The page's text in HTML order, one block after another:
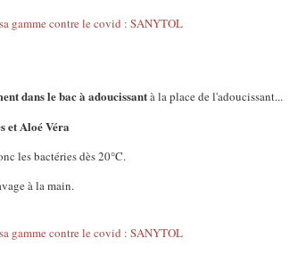
dans le bac à adoucissantà la place de l'adoucissant...
et Aloé Véra
les bactéries dès 20°C.
à la main.